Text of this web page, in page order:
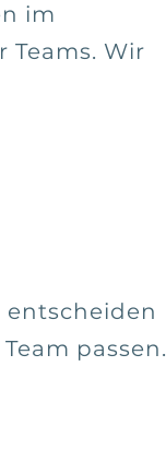
im
Wir
passen.